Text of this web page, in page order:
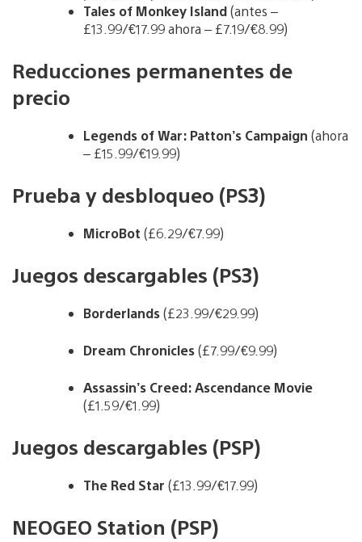
Tales of Monkey Island(antes –
£13.99/€17.99 ahora – £7.19/€8.99)
Reducciones permanentes de
precio
Legends of War: Patton’s Campaign (ahora
– £15.99/€19.99)
Prueba y desbloqueo (PS3)
MicroBot (£6.29/€7.99)
Juegos descargables (PS3)
Borderlands(£23.99/€29.99)
Dream Chronicles(£7.99/€9.99)
Assassin’s Creed: Ascendance Movie
(£1.59/€1.99)
Juegos descargables (PSP)
The Red Star (£13.99/€17.99)
NEOGEO Station (PSP)